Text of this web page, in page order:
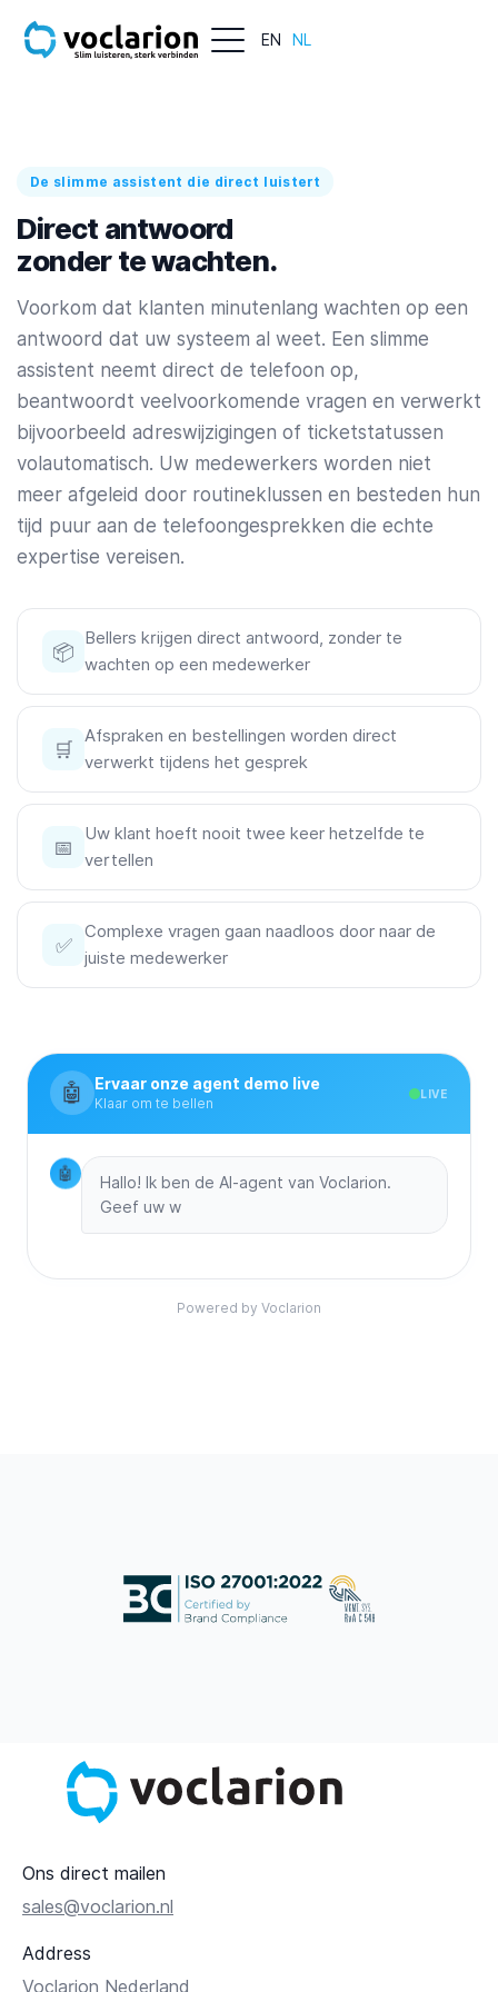
EN NL
De slimme assistent die direct luistert
Direct antwoord
zonder te wachten.
Voorkom dat klanten minutenlang wachten op een
antwoord dat uw systeem al weet. Een slimme
assistent neemt direct de telefoon op,
beantwoordt veelvoorkomende vragen en verwerkt
bijvoorbeeld adreswijzigingen of ticketstatussen
volautomatisch. Uw medewerkers worden niet
meer afgeleid door routineklussen en besteden hun
tijd puur aan de telefoongesprekken die echte
expertise vereisen.
📦
Bellers krijgen direct antwoord, zonder te
wachten op een medewerker
🛒
Afspraken en bestellingen worden direct
verwerkt tijdens het gesprek
📅
Uw klant hoeft nooit twee keer hetzelfde te
vertellen
✅
Complexe vragen gaan naadloos door naar de
juiste medewerker
🤖 Ervaar onze agent demo live
Klaar om te bellen
LIVE
🤖
Hallo! Ik ben de AI-agent van Voclarion.
Geef uw websi
Powered by Voclarion
Ons direct mailen
sales@voclarion.nl
Address
Voclarion Nederland